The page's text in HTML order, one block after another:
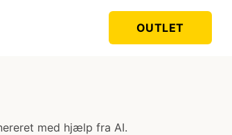
OUTLET
med hjælp fra AI.